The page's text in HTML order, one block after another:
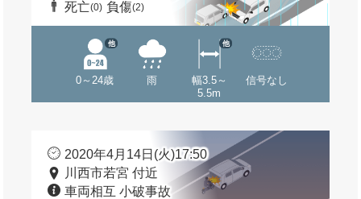
死亡(0) 負傷(2)
0～24歳
他
雨
幅3.5～
5.5m
他
信号なし
2020年4月14日(火)17:50
川西市若宮 付近
車両相互 小破事故